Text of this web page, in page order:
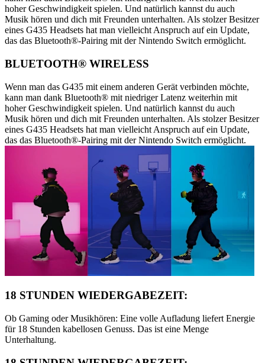
hoher Geschwindigkeit spielen. Und natürlich kannst du auch
Musik hören und dich mit Freunden unterhalten. Als stolzer Besitzer
eines G435 Headsets hat man vielleicht Anspruch auf ein Update,
das das Bluetooth®-Pairing mit der Nintendo Switch ermöglicht.
BLUETOOTH® WIRELESS
Wenn man das G435 mit einem anderen Gerät verbinden möchte,
kann man dank Bluetooth® mit niedriger Latenz weiterhin mit
hoher Geschwindigkeit spielen. Und natürlich kannst du auch
Musik hören und dich mit Freunden unterhalten. Als stolzer Besitzer
eines G435 Headsets hat man vielleicht Anspruch auf ein Update,
das das Bluetooth®-Pairing mit der Nintendo Switch ermöglicht.
18 STUNDEN WIEDERGABEZEIT:
Ob Gaming oder Musikhören: Eine volle Aufladung liefert Energie
für 18 Stunden kabellosen Genuss. Das ist eine Menge
Unterhaltung.